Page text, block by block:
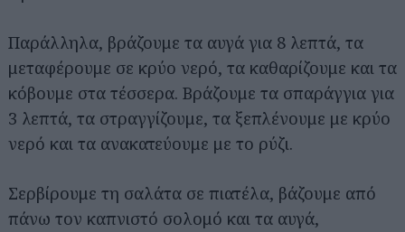
Παράλληλα, βράζουμε τα αυγά για 8 λεπτά, τα
μεταφέρουμε σε κρύο νερό, τα καθαρίζουμε και τα
κόβουμε στα τέσσερα. Βράζουμε τα σπαράγγια για
3 λεπτά, τα στραγγίζουμε, τα ξεπλένουμε με κρύο
νερό και τα ανακατεύουμε με το ρύζι.
Σερβίρουμε τη σαλάτα σε πιατέλα, βάζουμε από
πάνω τον καπνιστό σολομό και τα αυγά,